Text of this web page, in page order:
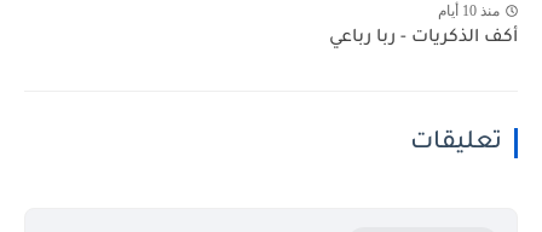
منذ 10 أيام
أكف الذكريات - ربا رباعي
تعليقات